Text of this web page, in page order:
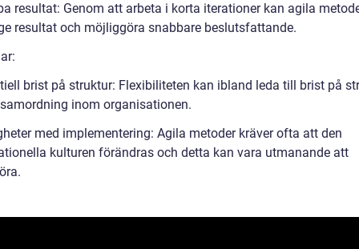
resultat: Genom att arbeta i korta iterationer kan agila
resultat och möjliggöra snabbare beslutsfattande.
brist på struktur: Flexibiliteten kan ibland leda till brist på
inom organisationen.
med implementering: Agila metoder kräver ofta att den
kulturen förändras och detta kan vara utmanande att